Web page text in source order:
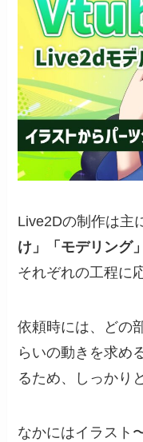
Live2Dの制作は主
け」「モデリング
それぞれの工程に
依頼時には、どの
らいの動きを求め
るため、しっかり
なかにはイラスト